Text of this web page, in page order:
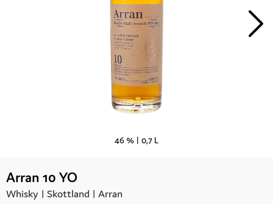
46 % | 0,7 L
Arran 10 YO
Whisky | Skottland | Arran